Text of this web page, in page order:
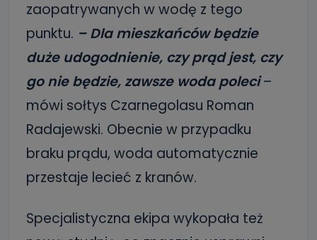
zaopatrywanych w wodę z tego
punktu. – Dla mieszkańców będzie
duże udogodnienie, czy prąd jest, czy
go nie będzie, zawsze woda poleci–
mówi sołtys Czarnegolasu Roman
Radajewski. Obecnie w przypadku
braku prądu, woda automatycznie
przestaje lecieć z kranów.
Specjalistyczna ekipa wykopała też